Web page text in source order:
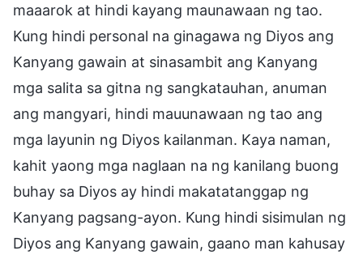
maaarok at hindi kayang maunawaan ng tao.
Kung hindi personal na ginagawa ng Diyos ang
Kanyang gawain at sinasambit ang Kanyang
mga salita sa gitna ng sangkatauhan, anuman
ang mangyari, hindi mauunawaan ng tao ang
mga layunin ng Diyos kailanman. Kaya naman,
kahit yaong mga naglaan na ng kanilang buong
buhay sa Diyos ay hindi makatatanggap ng
Kanyang pagsang-ayon. Kung hindi sisimulan ng
Diyos ang Kanyang gawain, gaano man kahusay